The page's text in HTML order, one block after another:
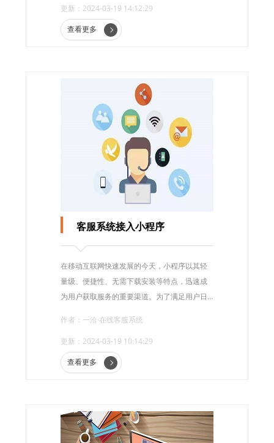
更新：2024-03-19 14:12:29
查看更多
客服系统接入小程序
在移动互联网快速发展的今天，小程序以其轻
量级、便捷性、无需下载安装等特点，迅速成
为用户获取服务的重要渠道。为了满足用户日
程序优化用户体验、提升服务效率的关键环
节。
作者：一洽·在线客服系统
更新：2024-03-19 10:14:29
查看更多